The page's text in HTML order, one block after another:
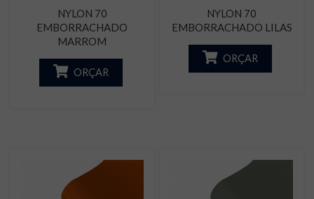
NYLON 70
EMBORRACHADO
MARROM
ORÇAR
NYLON 70
EMBORRACHADO LILAS
ORÇAR